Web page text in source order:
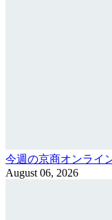
今週の京商オンライ
August 06, 2026